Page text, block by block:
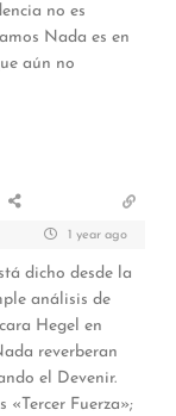
no es
Nada es en
aún no
1 year ago
dicho desde la
análisis de
Hegel en
reverberan
el Devenir.
«Tercer Fuerza»;